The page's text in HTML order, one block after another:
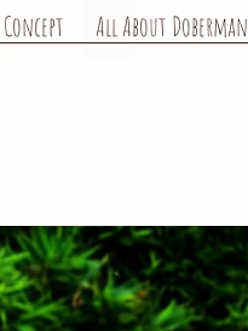
Concept All About Doberman